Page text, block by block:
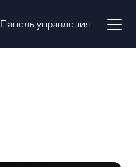
Панель управления